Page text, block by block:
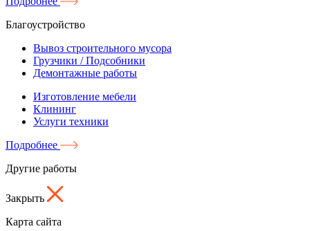
Благоустройство
Вывоз строительного мусора
Грузчики / Подсобники
Демонтажные работы
Изготовление мебели
Клининг
Услуги техники
Подробнее
Другие работы
Закрыть
Карта сайта